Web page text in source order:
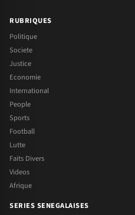
RUBRIQUES
Politique
Societe
Justice
Economie
International
People
Sports
Football
Lutte
Faits Divers
Videos
Afrique
SERIES SENEGALAISES